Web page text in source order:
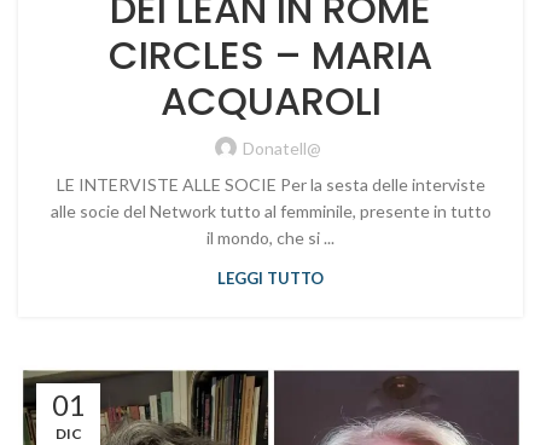
CIRCLES – MARIA
ACQUAROLI
Donatell@
LE INTERVISTE ALLE SOCIE Per la sesta delle interviste
alle socie del Network tutto al femminile, presente in tutto
il mondo, che si ...
LEGGI TUTTO
01
DIC